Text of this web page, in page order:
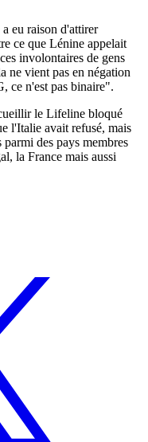
eu raison d'attirer
ce que Lénine appelait
involontaires de gens
ne vient pas en négation
ce n'est pas binaire".
le Lifeline bloqué
l'Italie avait refusé, mais
des pays membres
la France mais aussi